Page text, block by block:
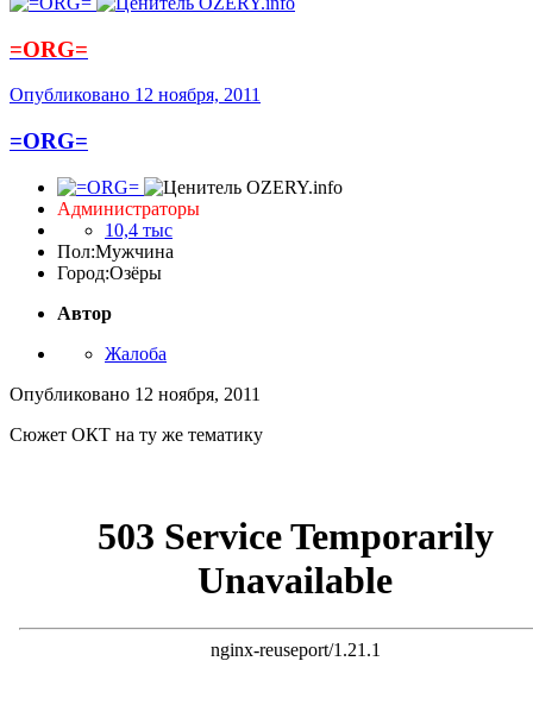
=ORG=
Опубликовано 12 ноября, 2011
=ORG=
Администраторы
10,4 тыс
Пол:Мужчина
Город:Озёры
Автор
Жалоба
Опубликовано 12 ноября, 2011
Сюжет ОКТ на ту же тематику